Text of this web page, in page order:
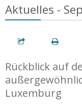
Aktuelles -
Rückblick auf
Luxemburg